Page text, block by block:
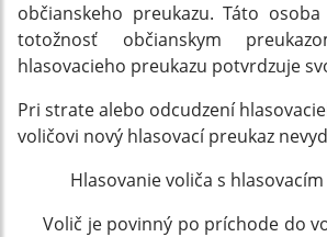
občianskeho preukazu. Táto
totožnosť občianskym
hlasovacieho preukazu potvrdzuje
Pri strate alebo odcudzení
voličovi nový hlasovací preukaz
Hlasovanie voliča s
Volič je povinný po príchode do